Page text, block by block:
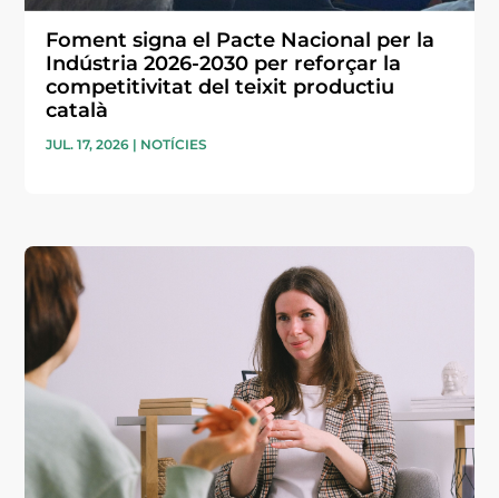
Foment signa el Pacte Nacional per la
Indústria 2026-2030 per reforçar la
competitivitat del teixit productiu
català
JUL. 17, 2026 | NOTÍCIES